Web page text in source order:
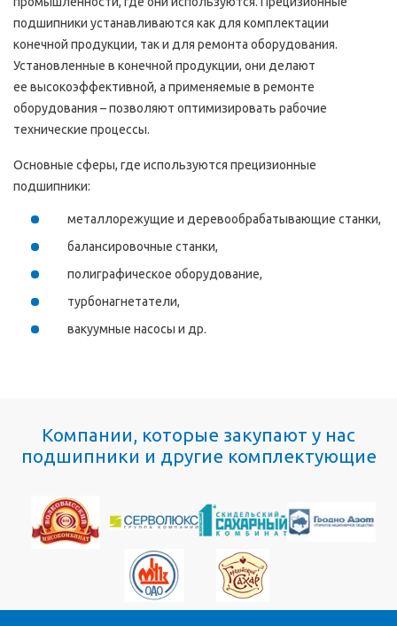
подшипники устанавливаются как для комплектации
конечной продукции, так и для ремонта оборудования.
Установленные в конечной продукции, они делают
ее высокоэффективной, а применяемые в ремонте
оборудования – позволяют оптимизировать рабочие
технические процессы.
Основные сферы, где используются прецизионные
подшипники:
металлорежущие и деревообрабатывающие станки,
балансировочные станки,
полиграфическое оборудование,
турбонагнетатели,
вакуумные насосы и др.
Компании, которые закупают у нас
подшипники и другие комплектующие